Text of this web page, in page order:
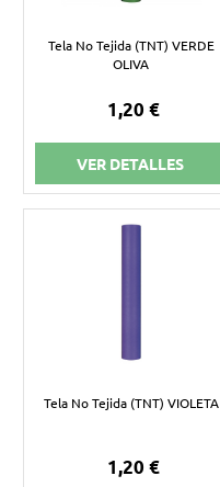
Tela No Tejida (TNT) VERDE
OLIVA
1,20 €
VER DETALLES
Tela No Tejida (TNT) VIOLETA
1,20 €